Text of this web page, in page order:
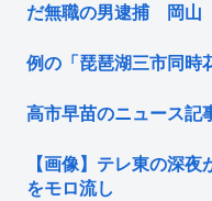
だ無職の男逮捕 岡山
例の「琵琶湖三市同時
高市早苗のニュース
【画像】テレ東の深
をモロ流し